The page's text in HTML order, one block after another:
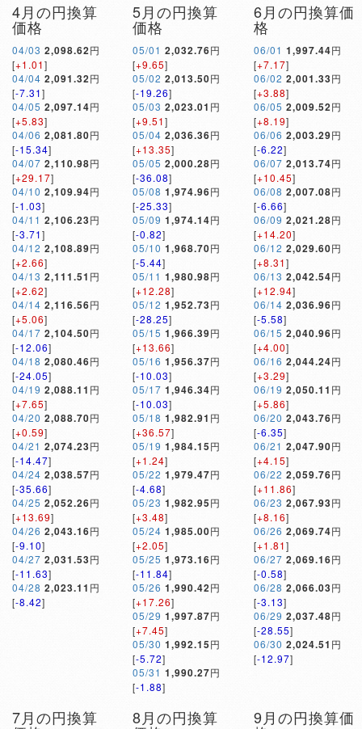
4月の円換算
価格
04/03 2,098.62円
[+1.01]
04/04 2,091.32円
[-7.31]
04/05 2,097.14円
[+5.83]
04/06 2,081.80円
[-15.34]
04/07 2,110.98円
[+29.17]
04/10 2,109.94円
[-1.03]
04/11 2,106.23円
[-3.71]
04/12 2,108.89円
[+2.66]
04/13 2,111.51 円
[+2.62]
04/14 2,116.56円
[+5.06]
04/17 2,104.50円
[-12.06]
04/18 2,080.46円
[-24.05]
04/19 2,088.11 円
[+7.65]
04/20 2,088.70円
[+0.59]
04/21 2,074.23円
[-14.47]
04/24 2,038.57円
[-35.66]
04/25 2,052.26円
[+13.69]
04/26 2,043.16円
[-9.10]
04/27 2,031.53円
[-11.63]
04/28 2,023.11 円
[-8.42]
5月の円換算
価格
05/01 2,032.76円
[+9.65]
05/02 2,013.50円
[-19.26]
05/03 2,023.01 円
[+9.51]
05/04 2,036.36円
[+13.35]
05/05 2,000.28円
[-36.08]
05/08 1,974.96円
[-25.33]
05/09 1,974.14円
[-0.82]
05/10 1,968.70円
[-5.44]
05/11 1,980.98円
[+12.28]
05/12 1,952.73円
[-28.25]
05/15 1,966.39円
[+13.66]
05/16 1,956.37円
[-10.03]
05/17 1,946.34円
[-10.03]
05/18 1,982.91 円
[+36.57]
05/19 1,984.15円
[+1.24]
05/22 1,979.47円
[-4.68]
05/23 1,982.95円
[+3.48]
05/24 1,985.00円
[+2.05]
05/25 1,973.16円
[-11.84]
05/26 1,990.42円
[+17.26]
05/29 1,997.87円
[+7.45]
05/30 1,992.15円
[-5.72]
05/31 1,990.27円
[-1.88]
6月の円換算価
格
06/01 1,997.44円
[+7.17]
06/02 2,001.33円
[+3.88]
06/05 2,009.52円
[+8.19]
06/06 2,003.29円
[-6.22]
06/07 2,013.74円
[+10.45]
06/08 2,007.08円
[-6.66]
06/09 2,021.28円
[+14.20]
06/12 2,029.60円
[+8.31]
06/13 2,042.54円
[+12.94]
06/14 2,036.96円
[-5.58]
06/15 2,040.96円
[+4.00]
06/16 2,044.24円
[+3.29]
06/19 2,050.11 円
[+5.86]
06/20 2,043.76円
[-6.35]
06/21 2,047.90円
[+4.15]
06/22 2,059.76円
[+11.86]
06/23 2,067.93円
[+8.16]
06/26 2,069.74円
[+1.81]
06/27 2,069.16円
[-0.58]
06/28 2,066.03円
[-3.13]
06/29 2,037.48円
[-28.55]
06/30 2,024.51 円
[-12.97]
7月の円換算 8月の円換算 9月の円換算価